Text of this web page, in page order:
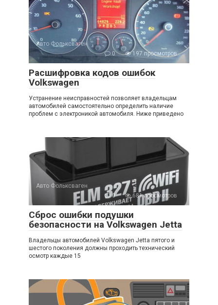
Авто Фольксваген
0
197 просмотров
Расшифровка кодов ошибок
Volkswagen
Устранение неисправностей позволяет владельцам
автомобилей самостоятельно определить наличие
проблем с электроникой автомобиля. Ниже приведено
Авто Фольксваген
0
681 просмотров
Сброс ошибки подушки
безопасности на Volkswagen Jetta
Владельцы автомобилей Volkswagen Jetta пятого и
шестого поколения должны проходить технический
осмотр каждые 15